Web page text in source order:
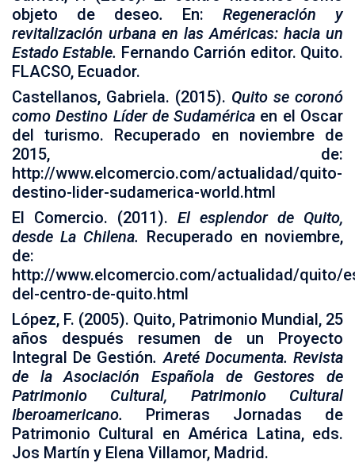
objeto de deseo. En: Regeneración y
revitalización urbana en las Américas: hacia un
Estado Estable. Fernando Carrión editor. Quito.
FLACSO, Ecuador.
Castellanos, Gabriela. (2015). Quito se coronó
como Destino Líder de Sudamérica en el Oscar
del turismo. Recuperado en noviembre de
2015, de:
http://www.elcomercio.com/actualidad/quito-
destino-lider-sudamerica-world.html
El Comercio. (2011). El esplendor de Quito,
desde La Chilena. Recuperado en noviembre,
de:
http://www.elcomercio.com/actualidad/quito/
del-centro-de-quito.html
López, F. (2005). Quito, Patrimonio Mundial, 25
años después resumen de un Proyecto
Integral De Gestión. Areté Documenta. Revista
de la Asociación Española de Gestores de
Patrimonio Cultural, Patrimonio Cultural
Iberoamericano. Primeras Jornadas de
Patrimonio Cultural en América Latina, eds.
Jos Martín y Elena Villamor, Madrid.